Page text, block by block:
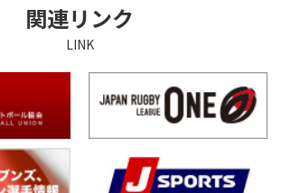
関連リンク
LINK